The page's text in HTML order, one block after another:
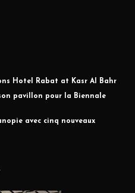
Hotel Rabat at Kasr Al Bahr
pavillon pour la Biennale
avec cinq nouveaux